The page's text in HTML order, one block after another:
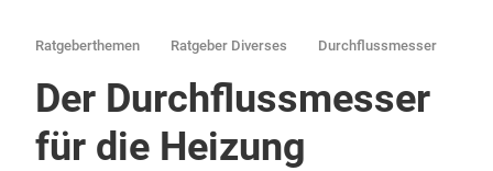
Ratgeberthemen Ratgeber Diverses Durchflussmesser
Der Durchflussmesser
für die Heizung